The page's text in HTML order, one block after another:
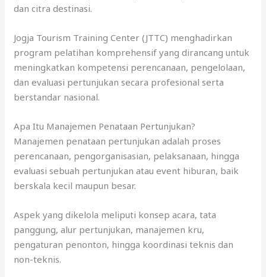
dan citra destinasi.
Jogja Tourism Training Center (JTTC) menghadirkan
program pelatihan komprehensif yang dirancang untuk
meningkatkan kompetensi perencanaan, pengelolaan,
dan evaluasi pertunjukan secara profesional serta
berstandar nasional.
Apa Itu Manajemen Penataan Pertunjukan?
Manajemen penataan pertunjukan adalah proses
perencanaan, pengorganisasian, pelaksanaan, hingga
evaluasi sebuah pertunjukan atau event hiburan, baik
berskala kecil maupun besar.
Aspek yang dikelola meliputi konsep acara, tata
panggung, alur pertunjukan, manajemen kru,
pengaturan penonton, hingga koordinasi teknis dan
non-teknis.